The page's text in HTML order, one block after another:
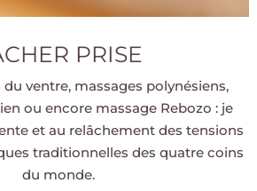
PRISE
ventre, massages polynésiens,
ou encore massage Rebozo : je
et au relâchement des tensions
traditionnelles des quatre coins
du monde.